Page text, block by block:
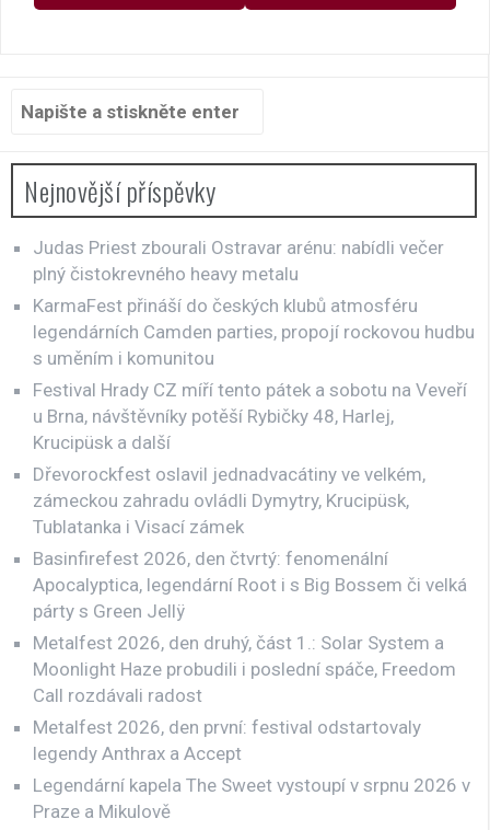
Hledat:
Nejnovější příspěvky
Judas Priest zbourali Ostravar arénu: nabídli večer
plný čistokrevného heavy metalu
KarmaFest přináší do českých klubů atmosféru
legendárních Camden parties, propojí rockovou hudbu
s uměním i komunitou
Festival Hrady CZ míří tento pátek a sobotu na Veveří
u Brna, návštěvníky potěší Rybičky 48, Harlej,
Krucipüsk a další
Dřevorockfest oslavil jednadvacátiny ve velkém,
zámeckou zahradu ovládli Dymytry, Krucipüsk,
Tublatanka i Visací zámek
Basinfirefest 2026, den čtvrtý: fenomenální
Apocalyptica, legendární Root i s Big Bossem či velká
párty s Green Jellÿ
Metalfest 2026, den druhý, část 1.: Solar System a
Moonlight Haze probudili i poslední spáče, Freedom
Call rozdávali radost
Metalfest 2026, den první: festival odstartovaly
legendy Anthrax a Accept
Legendární kapela The Sweet vystoupí v srpnu 2026 v
Praze a Mikulově